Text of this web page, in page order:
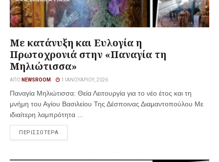
Με κατάνυξη και Ευλογία η
Πρωτοχρονιά στην «Παναγία τη
Μηλιώτισσα»
ΑΠΌ NEWSROOM 1 ΙΑΝΟΥΑΡΊΟΥ, 2026
Παναγία Μηλιώτισσα: Θεία Λειτουργία για το νέο έτος και τη
μνήμη του Αγίου Βασιλείου Της Δέσποινας Διαμαντοπούλου Με
ιδιαίτερη λαμπρότητα ...
ΠΕΡΙΣΣΟΤΕΡΑ